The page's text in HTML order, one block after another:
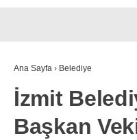
Ana Sayfa › Belediye
İzmit
Başkan